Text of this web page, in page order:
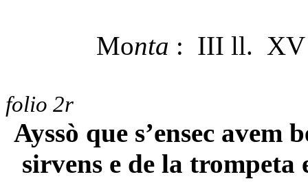
Monta : III ll. XV
folio 2r
Ayssò que s’ensec
sirvens e de la trompeta